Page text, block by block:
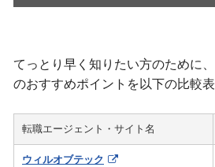
てっとり早く知りたい方のために
のおすすめポイントを以下の比較
転職エージェント・サイト名
ウィルオブテック